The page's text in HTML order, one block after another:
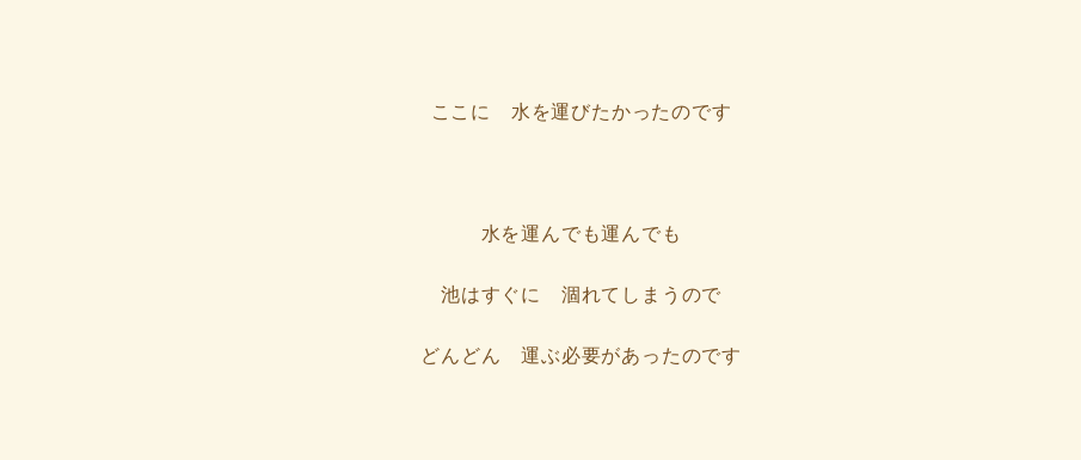
ここに 水を運びたかったのです
水を運んでも運んでも
池はすぐに 涸れてしまうので
どんどん 運ぶ必要があったのです